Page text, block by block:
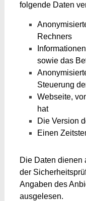
folgende Daten
Rechners
sowie das
Steuerung
Webseite,
hat
Die Version
Einen
Die Daten dienen
der
Angaben des
ausgelesen.